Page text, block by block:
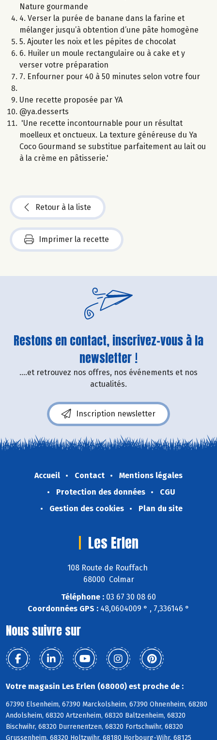
Nature gourmande
4. Verser la purée de banane dans la farine et
mélanger jusqu’à obtention d’une pâte homogène
5. Ajouter les noix et les pépites de chocolat
6. Huiler un moule rectangulaire ou à cake et y
verser votre préparation
7. Enfourner pour 40 à 50 minutes selon votre four
Une recette proposée par YA
@ya.desserts
'Une recette incontournable pour un résultat
moelleux et onctueux. La texture généreuse du Ya
Coco Gourmand se substitue parfaitement au lait ou
à la crème en pâtisserie.'
Retour à la liste
Imprimer la recette
Restons en contact, inscrivez-vous à la
newsletter !
....et retrouvez nos offres, nos événements et nos
actualités.
Inscription newsletter
Accueil Contact
Mentions légales
Protection des données
CGU
Gestion des cookies
Plan du site
Les Erlen
108 Route de Rouffach
68000 Colmar
Téléphone : 03 67 30 08 60
Coordonnées GPS : 48,0604009 ° , 7,336146 °
Nous suivre sur
Votre magasin Les Erlen (68000) est proche de :
67390 Elsenheim, 67390 Marckolsheim, 67390 Ohnenheim, 68280
Andolsheim, 68320 Artzenheim, 68320 Baltzenheim, 68320
Bischwihr, 68320 Durrenentzen, 68320 Fortschwihr, 68320
Grussenheim, 68320 Holtzwihr, 68180 Horbourg-Wihr, 68125